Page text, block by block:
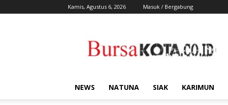
Kamis, Agustus 6, 2026 Masuk / Bergabung
Kota
NEWS NATUNA SIAK KARIMUN